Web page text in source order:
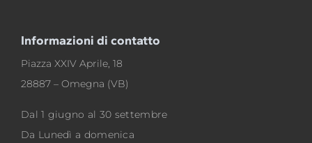
Informazioni di contatto
Piazza XXIV Aprile, 18
28887 – Omegna (VB)
Dal 1 giugno al 30 settembre
Da Lunedì a domenica